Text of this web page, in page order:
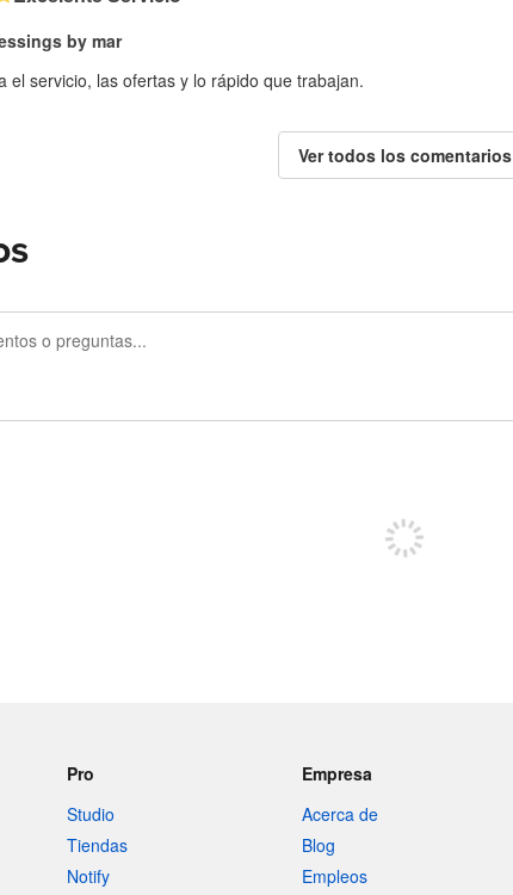
by mar
el servicio, las ofertas y lo rápido que trabajan.
Ver todos los comentarios
Pro
Studio
Tiendas
Notify
Empresa
Acerca de
Blog
Empleos